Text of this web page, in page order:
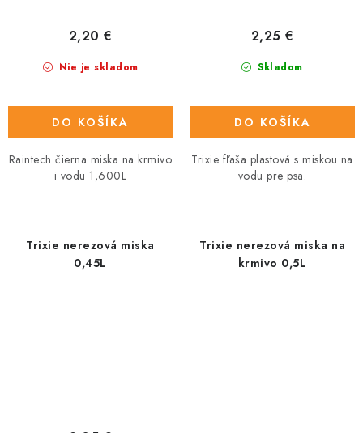
Nie je skladom
2,20 €
DO KOŠÍKA
Raintech čierna miska na krmivo
i vodu 1,600L
Skladom
2,25 €
DO KOŠÍKA
Trixie fľaša plastová s miskou na
vodu pre psa.
Trixie nerezová miska
0,45L
Trixie nerezová miska na
krmivo 0,5L